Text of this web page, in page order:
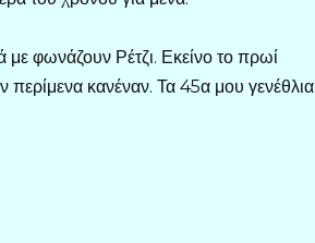
με φωνάζουν Ρέτζι. Εκείνο το πρωί
κανέναν. Τα 45α μου γενέθλια